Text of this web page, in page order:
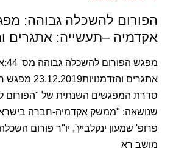
אקדמיה –תעשייה: אתגרים
אתגרים
סדרת המפגשים השנתית של "הפורום
שנושאה: "ממשק אקדמיה-חברה
פרופ' שמעון ינקלביץ', יו"ר פורום
מושב רא